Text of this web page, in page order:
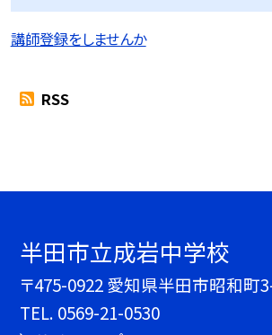
講師登録をしませんか
RSS
半田市立成岩中学校
〒475-0922 愛知県半田市昭和町
TEL. 0569-21-0530